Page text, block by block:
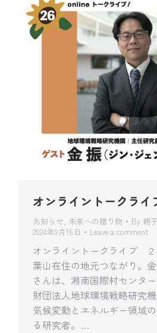
オンライントークラ
お知らせ, 未来への贈り物 By 親
2024年9月16日
Leave a comment
オンライントークライブ ２
葉山在住の地元つながり。
さんは、湘南国際村センタ
財団法人地球環境戦略研究
気候変動とエネルギー領域
る研究者。…